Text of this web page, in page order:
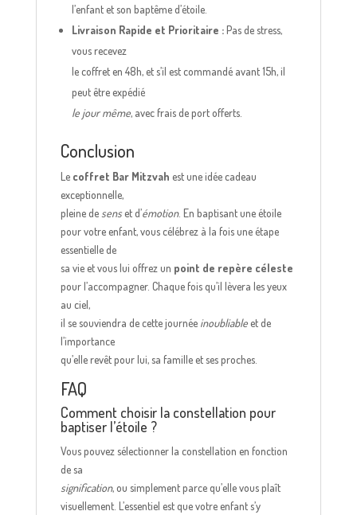
l’enfant et son baptême d’étoile.
Livraison Rapide et Prioritaire :Pas de stress,
vous recevez
le coffret en 48h, et s’il est commandé avant 15h, il
peut être expédié
le jour même, avec frais de port offerts.
Conclusion
Le coffret Bar Mitzvah est une idée cadeau
exceptionnelle,
pleine de senset d’émotion. En baptisant une étoile
pour votre enfant, vous célébrez à la fois une étape
essentielle de
sa vie et vous lui offrez un point de repère céleste
pour l’accompagner. Chaque fois qu’il lèvera les yeux
au ciel,
il se souviendra de cette journée inoubliableet de
l’importance
qu’elle revêt pour lui, sa famille et ses proches.
FAQ
Comment choisir la constellation pour
baptiser l’étoile ?
Vous pouvez sélectionner la constellation en fonction
de sa
signification, ou simplement parce qu’elle vous plaît
visuellement. L’essentiel est que votre enfant s’y